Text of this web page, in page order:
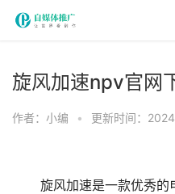
旋风加速npv官网
作者：小编 • 更新时间：
旋风加速是一款优秀的